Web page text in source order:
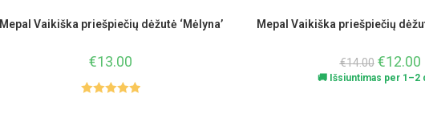
Mepal Vaikiška priešpiečių dėžutė ‘Mėlyna’
€13.00
Mepal Vaikiška priešpiečių
€14.00 €12.00
🚚 Išsiuntimas per 1–2